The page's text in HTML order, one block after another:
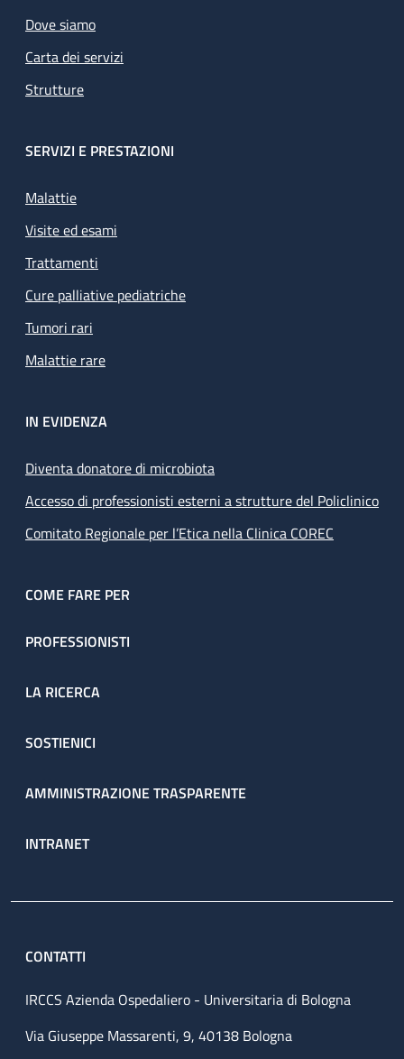
Dove siamo
Carta dei servizi
Strutture
SERVIZI E PRESTAZIONI
Malattie
Visite ed esami
Trattamenti
Cure palliative pediatriche
Tumori rari
Malattie rare
IN EVIDENZA
Diventa donatore di microbiota
Accesso di professionisti esterni a strutture del Policlinico
Comitato Regionale per l’Etica nella Clinica COREC
COME FARE PER
PROFESSIONISTI
LA RICERCA
SOSTIENICI
AMMINISTRAZIONE TRASPARENTE
INTRANET
CONTATTI
IRCCS Azienda Ospedaliero - Universitaria di Bologna
Via Giuseppe Massarenti, 9, 40138 Bologna